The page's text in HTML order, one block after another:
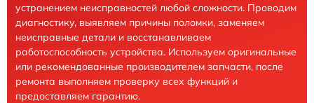
устранением неисправностей любой сложности. Проводим
диагностику, выявляем причины поломки, заменяем
неисправные детали и восстанавливаем
работоспособность устройства. Используем оригинальные
или рекомендованные производителем запчасти, после
ремонта выполняем проверку всех функций и
предоставляем гарантию.